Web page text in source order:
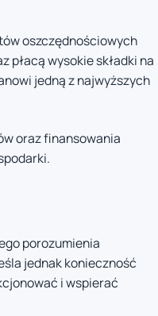
oszczędnościowych
płacą wysokie składki na
jedną z najwyższych
oraz finansowania
porozumienia
jednak konieczność
i wspierać